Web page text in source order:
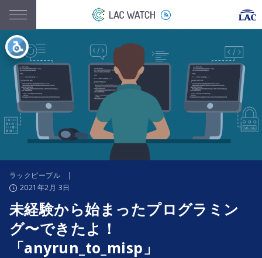
ラックピープル |
2021年2月 3日
未経験から始まったプログラミン
グ〜できたよ！
「anyrun_to_misp」